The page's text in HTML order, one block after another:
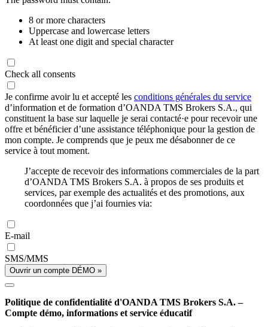
8 or more characters
Uppercase and lowercase letters
At least one digit and special character
Check all consents
Je confirme avoir lu et accepté les conditions générales du service
d’information et de formation d’OANDA TMS Brokers S.A., qui
constituent la base sur laquelle je serai contacté·e pour recevoir une
offre et bénéficier d’une assistance téléphonique pour la gestion de
mon compte. Je comprends que je peux me désabonner de ce
service à tout moment.
J’accepte de recevoir des informations commerciales de la part
d’OANDA TMS Brokers S.A. à propos de ses produits et
services, par exemple des actualités et des promotions, aux
coordonnées que j’ai fournies via:
E-mail
SMS/MMS
Ouvrir un compte DÉMO »
Politique de confidentialité d'OANDA TMS Brokers S.A. –
Compte démo, informations et service éducatif